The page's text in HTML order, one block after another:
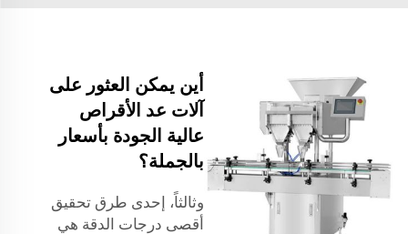
أين يمكن العثور على
آلات عد الأقراص
عالية الجودة بأسعار
بالجملة؟
وثالثاً، إحدى طرق تحقيق
أقصى درجات الدقة هي